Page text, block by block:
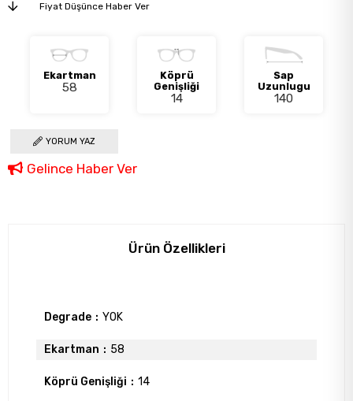
Fiyat Düşünce Haber Ver
Ekartman
58
Köprü
Genişliği
14
Sap
Uzunlugu
140
YORUM YAZ
Gelince Haber Ver
Ürün Özellikleri
Degrade YOK
Ekartman 58
Köprü Genişliği 14